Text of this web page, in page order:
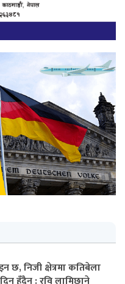
छ, निजी क्षेत्रमा कतिबेला